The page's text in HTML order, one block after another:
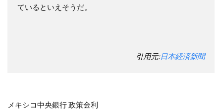
ているといえそうだ。
引用元:日本経済新聞
メキシコ中央銀行 政策金利